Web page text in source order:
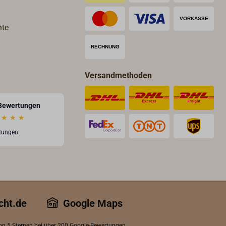
Messing poliert oder Messing
★ ★ ★
Versandmethoden
Google Maps